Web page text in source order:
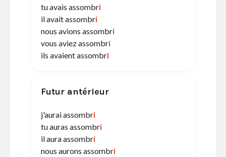
tu avais assombri
il avait assombri
nous avions assombri
vous aviez assombri
ils avaient assombri
Futur antérieur
j'aurai assombri
tu auras assombri
il aura assombri
nous aurons assombri